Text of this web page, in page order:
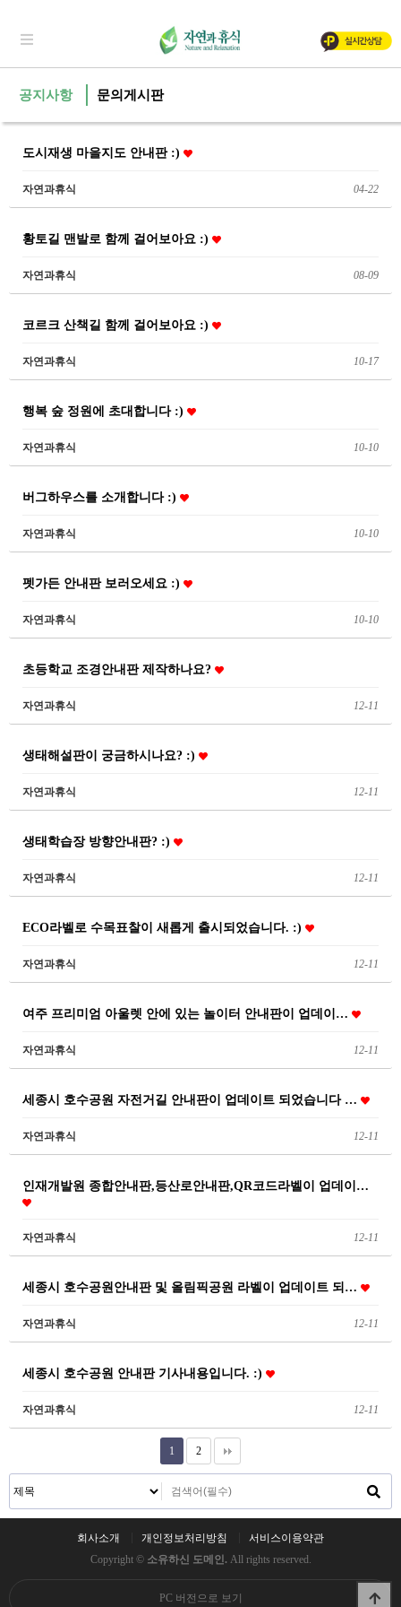
공지사항 문의게시판
도시재생 마을지도 안내판 :)
자연과휴식 04-22
황토길 맨발로 함께 걸어보아요 :)
자연과휴식 08-09
코르크 산책길 함께 걸어보아요 :)
자연과휴식 10-17
행복 숲 정원에 초대합니다 :)
자연과휴식 10-10
버그하우스를 소개합니다 :)
자연과휴식 10-10
펫가든 안내판 보러오세요 :)
자연과휴식 10-10
초등학교 조경안내판 제작하나요?
자연과휴식 12-11
생태해설판이 궁금하시나요? :)
자연과휴식 12-11
생태학습장 방향안내판? :)
자연과휴식 12-11
ECO라벨로 수목표찰이 새롭게 출시되었습니다. :)
자연과휴식 12-11
여주 프리미엄 아울렛 안에 있는 놀이터 안내판이 업데이…
자연과휴식 12-11
세종시 호수공원 자전거길 안내판이 업데이트 되었습니다 …
자연과휴식 12-11
인재개발원 종합안내판,등산로안내판,QR코드라벨이 업데이…
자연과휴식 12-11
세종시 호수공원안내판 및 올림픽공원 라벨이 업데이트 되…
자연과휴식 12-11
세종시 호수공원 안내판 기사내용입니다. :)
자연과휴식 12-11
1 2
회사소개 개인정보처리방침
서비스이용약관
Copyright © 소유하신 도메인. All rights reserved.
PC 버전으로 보기